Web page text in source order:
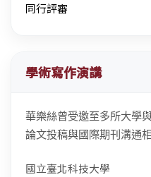
同行評審
學術寫作演講
華樂絲曾受邀至多所大學
論文投稿與國際期刊溝通
國立臺北科技大學